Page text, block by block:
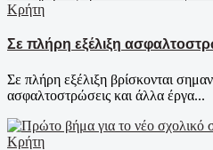
Κρήτη
Σε πλήρη εξέλιξη
Σε πλήρη εξέλιξη βρίσκονται
ασφαλτοστρώσεις και άλλα έργα...
Κρήτη